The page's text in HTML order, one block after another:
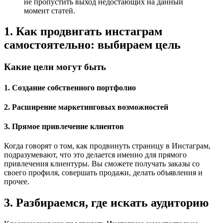
момент статей.
1. Как продвигать инстаграм
самостоятельно: выбираем цель
Какие цели могут быть
1. Создание собственного портфолио
2. Расширение маркетинговых возможностей
3. Прямое привлечение клиентов
Когда говорят о том, как продвинуть страницу в Инстаграм,
подразумевают, что это делается именно для прямого
привлечения клиентуры. Вы сможете получать заказы со
своего профиля, совершать продажи, делать объявления и
прочее.
3. Разбираемся, где искать аудиторию